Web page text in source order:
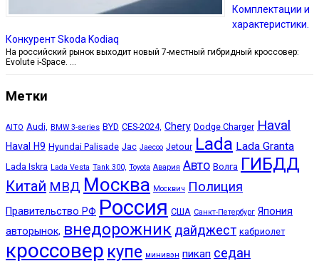
Комплектации и
характеристики.
Конкурент Skoda Kodiaq
На российский рынок выходит новый 7-местный гибридный кроссовер:
Evolute i-Space. …
Метки
AITO Audi, BMW 3-series BYD CES-2024, Chery Dodge Charger Haval
Haval H9 Hyundai Palisade Jac Jaecoo Jetour Lada Lada Granta
Lada Iskra Lada Vesta Tank 300, Toyota Авария Авто Волга ГИБДД
Китай МВД Москва Москвич Полиция
Правительство РФ Россия США Санкт-Петербург Япония
авторынок, внедорожник дайджест кабриолет
кроссовер купе минивэн пикап седан